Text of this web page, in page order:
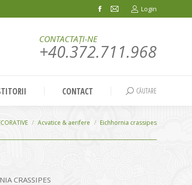
Facebook
in
window
Mail
in
window
Login
CONTACTAȚI-NE
+40.372.711.968
CONTACT Search:
CĂUTARE
Acvatice & aerifere Eichhornia crassipes
CRASSIPES